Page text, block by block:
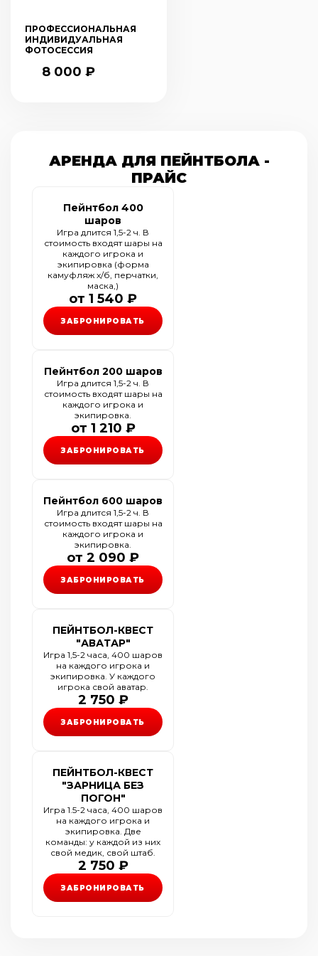
ПРОФЕССИОНАЛЬНАЯ
ИНДИВИДУАЛЬНАЯ
ФОТОСЕССИЯ
8 000 ₽
АРЕНДА ДЛЯ ПЕЙНТБОЛА -
ПРАЙС
Пейнтбол 400
шаров
Игра длится 1,5-2 ч. В
стоимость входят шары на
каждого игрока и
экипировка (форма
камуфляж х/б, перчатки,
маска,)
от 1 540 ₽
ЗАБРОНИРОВАТЬ
Пейнтбол 200 шаров
Игра длится 1,5-2 ч. В
стоимость входят шары на
каждого игрока и
экипировка.
от 1 210 ₽
ЗАБРОНИРОВАТЬ
Пейнтбол 600 шаров
Игра длится 1,5-2 ч. В
стоимость входят шары на
каждого игрока и
экипировка.
от 2 090 ₽
ЗАБРОНИРОВАТЬ
ПЕЙНТБОЛ-КВЕСТ
"АВАТАР"
Игра 1,5-2 часа, 400 шаров
на каждого игрока и
экипировка. У каждого
игрока свой аватар.
2 750 ₽
ЗАБРОНИРОВАТЬ
ПЕЙНТБОЛ-КВЕСТ
"ЗАРНИЦА БЕЗ
ПОГОН"
Игра 1.5-2 часа, 400 шаров
на каждого игрока и
экипировка. Две
команды: у каждой из них
свой медик, свой штаб.
2 750 ₽
ЗАБРОНИРОВАТЬ